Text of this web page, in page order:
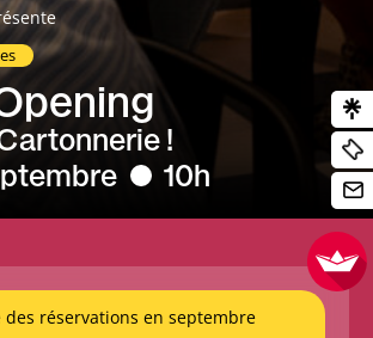
!
10h
réservations en septembre